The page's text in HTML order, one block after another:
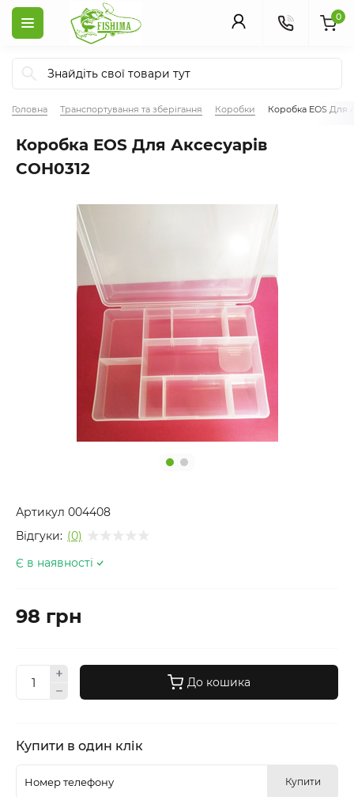
0
Головна Транспортування та зберігання Коробки Коробка EOS Для
Коробка EOS Для Аксесуарів
COH0312
Артикул 004408
Відгуки: (0)
Є в наявності
98 грн
До кошика
Купити в один клік
Купити